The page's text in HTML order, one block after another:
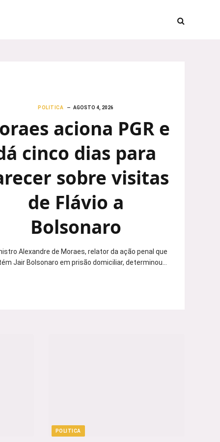
POLITICA AGOSTO 4, 2026
aciona PGR e
cinco dias para
sobre visitas
de Flávio a
Bolsonaro
Alexandre de Moraes, relator da ação penal que
Jair Bolsonaro em prisão domiciliar, determinou…
POLITICA